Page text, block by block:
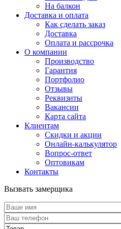
На балкон
Доставка и оплата
Как сделать заказ
Доставка
Оплата и рассрочка
О компании
Производство
Гарантия
Портфолио
Отзывы
Реквизиты
Вакансии
Карта сайта
Клиентам
Скидки и акции
Онлайн-калькулятор
Вопрос-ответ
Оптовикам
Контакты
Вызвать замерщика